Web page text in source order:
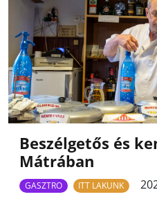
Beszélgetős és
Mátrában
GASZTRO ITT LAKUNK